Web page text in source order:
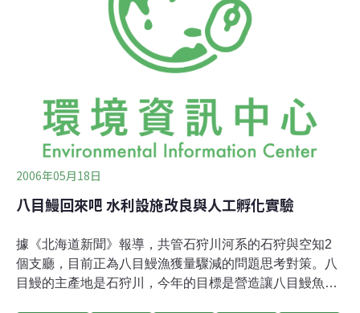
般。在對堆肥作分析之後，得知其為含有大量氮及磷之優
質肥料。目前堆肥的售價是每10公升500日圓。
2006年05月18日
八目鰻回來吧 水利設施改良與人工孵化實驗
據《北海道新聞》報導，共管石狩川河系的石狩與空知2
個支廳，目前正為八目鰻漁獲量驟減的問題思考對策。八
目鰻的主產地是石狩川，今年的目標是營造讓八目鰻魚更